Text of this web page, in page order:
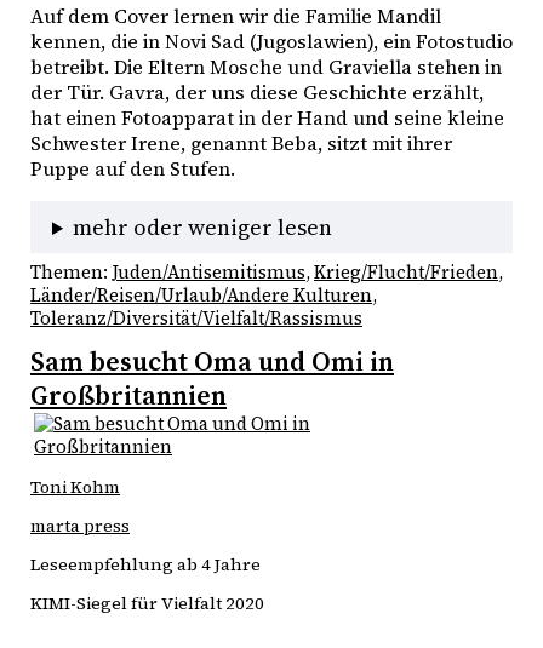
Auf dem Cover lernen wir die Familie Mandil
kennen, die in Novi Sad (Jugoslawien), ein Fotostudio
betreibt. Die Eltern Mosche und Graviella stehen in
der Tür. Gavra, der uns diese Geschichte erzählt,
hat einen Fotoapparat in der Hand und seine kleine
Schwester Irene, genannt Beba, sitzt mit ihrer
Puppe auf den Stufen.
mehr oder weniger lesen
Themen: Juden/Antisemitismus, Krieg/Flucht/Frieden
Länder/Reisen/Urlaub/Andere Kulturen
Toleranz/Diversität/Vielfalt/Rassismus
Sam besucht Oma und Omi in
Großbritannien
Toni Kohm
marta press
Leseempfehlung ab 4 Jahre
KIMI-Siegel für Vielfalt 2020